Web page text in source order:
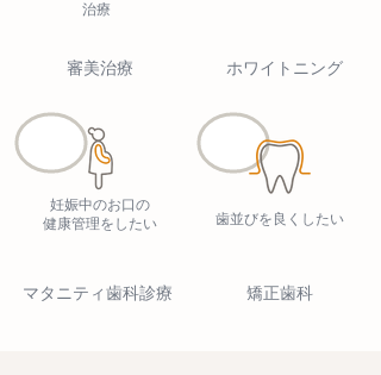
治療
審美治療 ホワイトニング
妊娠中のお口の
健康管理をしたい
マタニティ歯科診療
歯並びを良くしたい
矯正歯科